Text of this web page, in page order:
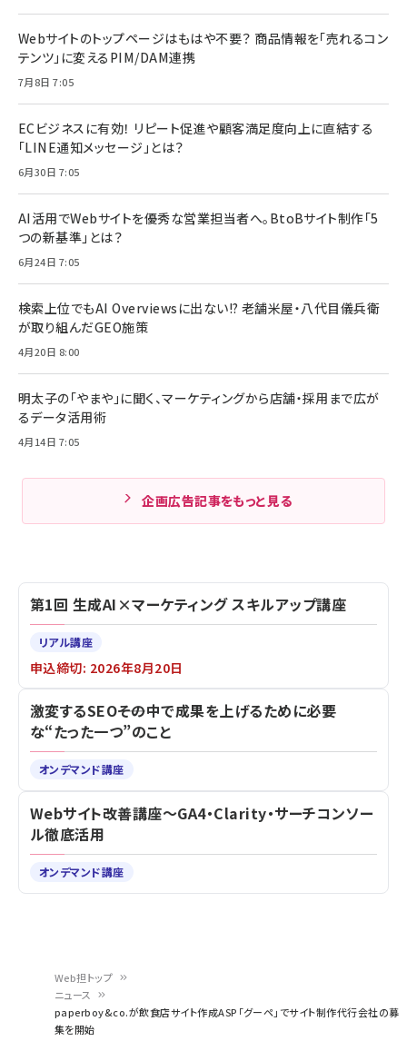
Webサイトのトップページはもはや不要？ 商品情報を「売れるコン
テンツ」に変えるPIM/DAM連携
7月8日 7:05
ECビジネスに有効！ リピート促進や顧客満足度向上に直結する
「LINE通知メッセージ」とは？
6月30日 7:05
AI活用でWebサイトを優秀な営業担当者へ。BtoBサイト制作「5
つの新基準」とは？
6月24日 7:05
検索上位でもAI Overviewsに出ない!? 老舗米屋・八代目儀兵衛
が取り組んだGEO施策
4月20日 8:00
明太子の「やまや」に聞く、マーケティングから店舗・採用まで広が
るデータ活用術
4月14日 7:05
企画広告記事をもっと見る
第1回 生成AI×マーケティング スキルアップ講座
リアル講座
申込締切: 2026年8月20日